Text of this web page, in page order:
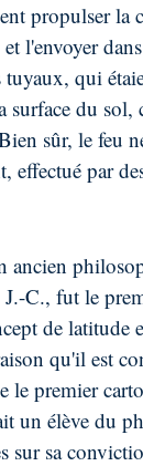
propulser la
l'envoyer
qui
surface du sol,
sûr, le feu
effectué par
ancien
C., fut le
de latitude
qu'il est
le premier
un élève du
sur sa